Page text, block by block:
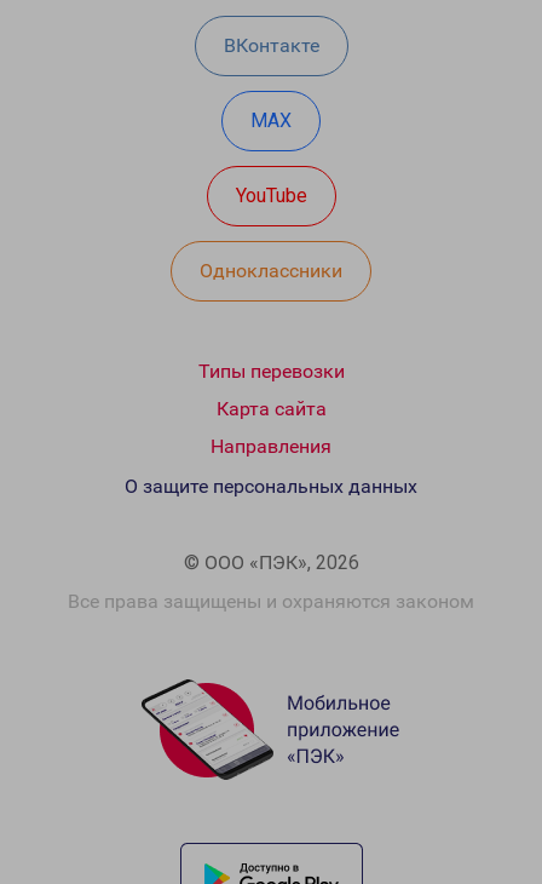
ВКонтакте
MAX
YouTube
Одноклассники
Типы перевозки
Карта сайта
Направления
© ООО «ПЭК», 2026
Все права защищены и охраняются законом
О защите персональных данных